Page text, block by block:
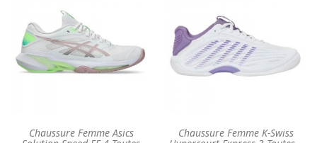
Chaussure Femme Asics Chaussure Femme K-Swiss